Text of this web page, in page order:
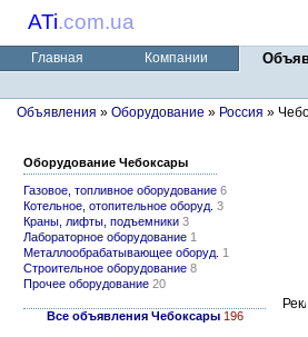
ATi.com.ua
Главная Компании
Объявления » Оборудование » Россия »
Оборудование Чебоксары
Газовое, топливное оборудование 6
Котельное, отопительное оборуд. 3
Краны, лифты, подъемники 3
Лабораторное оборудование 1
Металлообрабатывающее оборуд. 1
Строительное оборудование 8
Прочее оборудование 20
Все объявления Чебоксары 196